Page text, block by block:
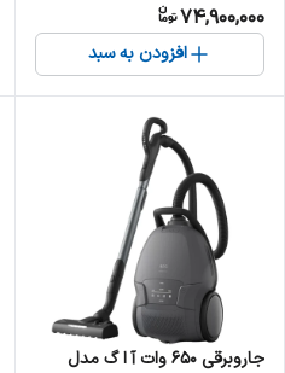
74,900,000
افزودن به سبد
جاروبرقی 650 وات آ ا گ مدل